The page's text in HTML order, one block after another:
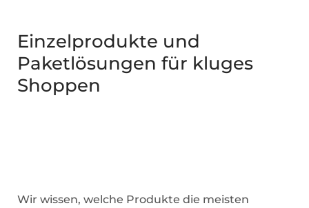
Einzelprodukte und
Paketlösungen für kluges
Shoppen
Wir wissen, welche Produkte die meisten